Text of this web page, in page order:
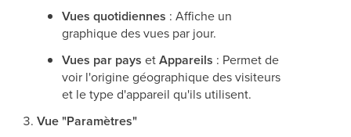
Vues quotidiennes : Affiche un
graphique des vues par jour.
Vues par pays etAppareils : Permet de
voir l'origine géographique des visiteurs
et le type d'appareil qu'ils utilisent.
Vue "Paramètres"